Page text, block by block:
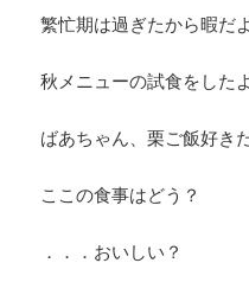
繁忙期は過ぎたから暇だよ
秋メニューの試食をしたよ
ばあちゃん、栗ご飯好き
ここの食事はどう？
．．．おいしい？